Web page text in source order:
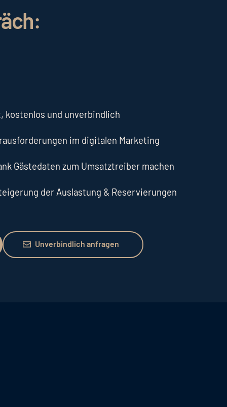
kostenlos und unverbindlich
im digitalen Marketing
Gästedaten zum Umsatztreiber machen
der Auslastung & Reservierungen
Unverbindlich anfragen
Unverbindlich anfragen